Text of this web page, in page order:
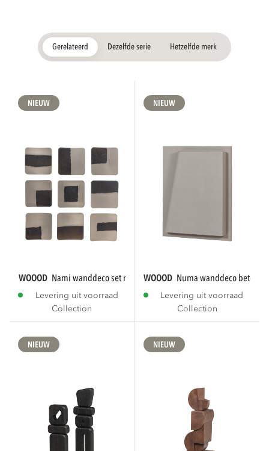
Gerelateerd Dezelfde serie Hetzelfde merk
NIEUW
WOOOD nami wanddeco set metaal nikkel
Levering uit voorraad
Collection
NIEUW
WOOOD numa wanddeco
Levering uit voorraad
Collection
NIEUW NIEUW